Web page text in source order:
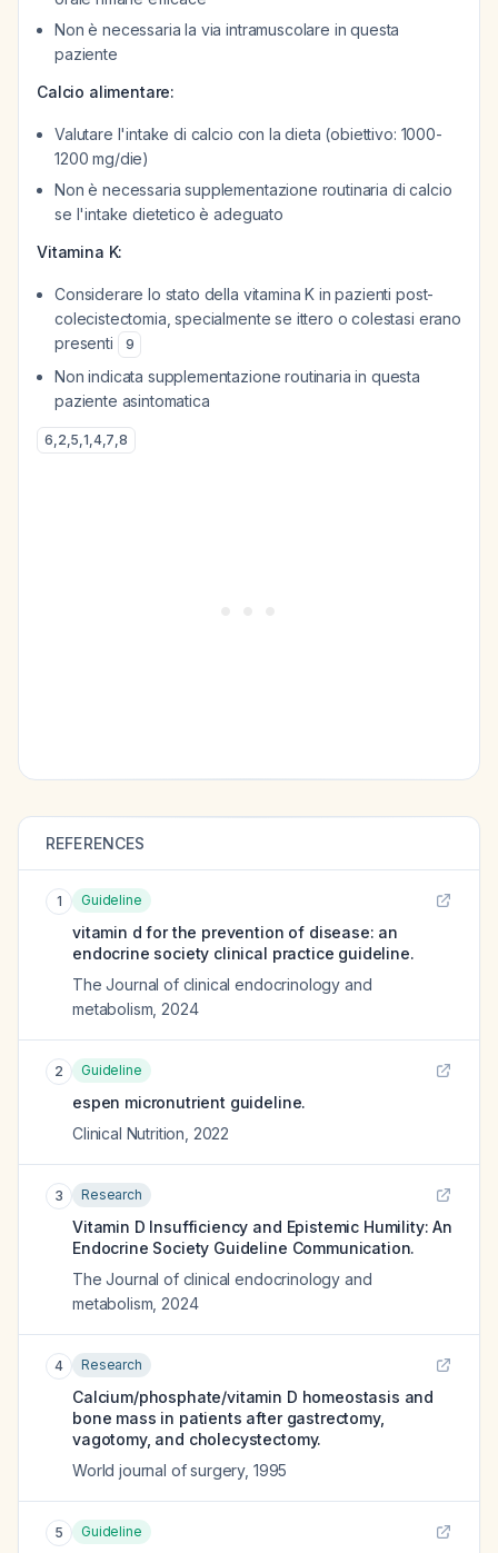
Non è necessaria la via intramuscolare in questa
paziente
Calcio alimentare:
Valutare l'intake di calcio con la dieta (obiettivo: 1000-
1200 mg/die)
Non è necessaria supplementazione routinaria di calcio
se l'intake dietetico è adeguato
Vitamina K:
Considerare lo stato della vitamina K in pazienti post-
colecistectomia, specialmente se ittero o colestasi erano
presenti
9
Non indicata supplementazione routinaria in questa
paziente asintomatica
6,2,5,1,4,7,8
REFERENCES
1 Guideline
vitamin d for the prevention of disease: an
endocrine society clinical practice guideline.
The Journal of clinical endocrinology and
metabolism 2024
2 Guideline
espen micronutrient guideline.
Clinical Nutrition 2022
3 Research
Vitamin D Insufficiency and Epistemic Humility: An
Endocrine Society Guideline Communication.
The Journal of clinical endocrinology and
metabolism 2024
4 Research
Calcium/phosphate/vitamin D homeostasis and
bone mass in patients after gastrectomy,
vagotomy, and cholecystectomy.
World journal of surgery, 1995
5 Guideline